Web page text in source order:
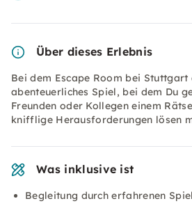
Über dieses Erlebnis
Bei dem Escape Room bei
abenteuerliches Spiel, bei dem Du
Freunden oder Kollegen einem
knifflige Herausforderungen lösen
Was inklusive ist
Begleitung durch erfahrenen